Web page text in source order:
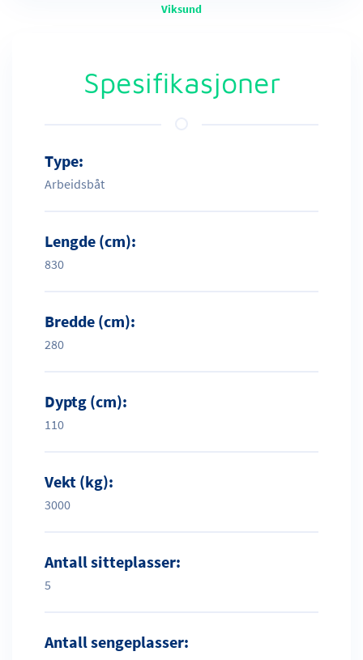
Viksund
Spesifikasjoner
Type:
Arbeidsbåt
Lengde (cm):
830
Bredde (cm):
280
Dyptg (cm):
110
Vekt (kg):
3000
Antall sitteplasser:
5
Antall sengeplasser: